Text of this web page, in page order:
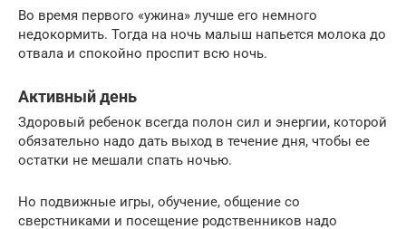
Во время первого «ужина» лучше его немного
недокормить. Тогда на ночь малыш напьется молока до
отвала и спокойно проспит всю ночь.
Активный день
Здоровый ребенок всегда полон сил и энергии, которой
обязательно надо дать выход в течение дня, чтобы ее
остатки не мешали спать ночью.
Но подвижные игры, обучение, общение со
сверстниками и посещение родственников надо